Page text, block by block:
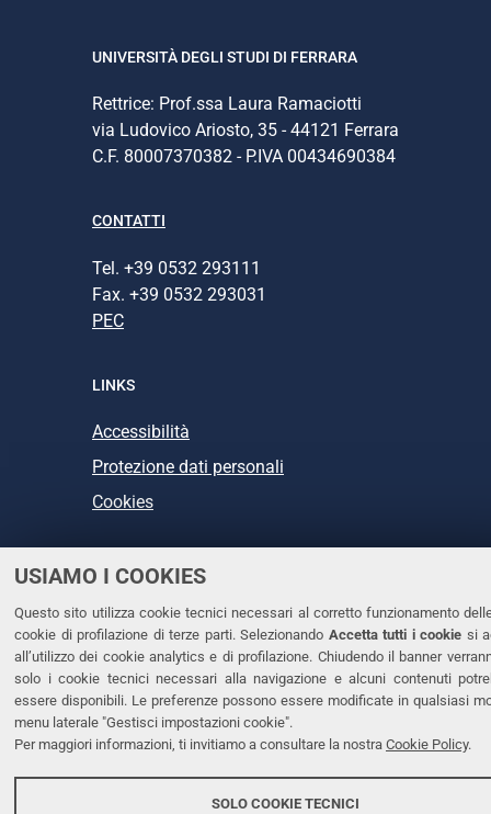
USIAMO I COOKIES
Questo sito utilizza cookie tecnici necessari al corretto funzionamento
cookie di profilazione di terze parti. Selezionando Accetta tutti i cookie si
all’utilizzo dei cookie analytics e di profilazione. Chiudendo il banner
solo i cookie tecnici necessari alla navigazione e alcuni contenuti
essere disponibili. Le preferenze possono essere modificate in qualsiasi
menu laterale "Gestisci impostazioni cookie".
Per maggiori informazioni, ti invitiamo a consultare la nostra Cookie Policy.
SOLO COOKIE TECNICI
UNIVERSITÀ DEGLI STUDI DI FERRARA
Rettrice: Prof.ssa Laura Ramaciotti
via Ludovico Ariosto, 35 - 44121 Ferrara
C.F. 80007370382 - P.IVA 00434690384
CONTATTI
Tel. +39 0532 293111
Fax. +39 0532 293031
PEC
LINKS
Accessibilità
Protezione dati personali
Cookies
Copyright @ 2026, Università di Ferrara